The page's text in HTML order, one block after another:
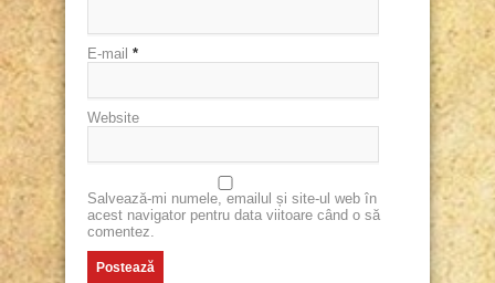
E-mail *
Website
Salvează-mi numele, emailul și site-ul web în
acest navigator pentru data viitoare când o să
comentez.